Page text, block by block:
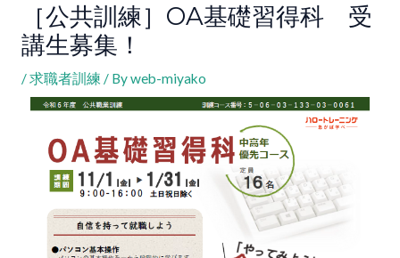
［公共訓練］OA基礎習得科 受
講生募集！
/求職者訓練 / Byweb-miyako